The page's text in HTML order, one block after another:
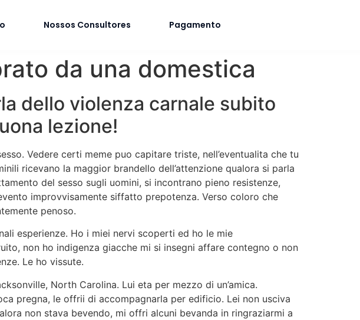
Nossos Consultores Pagamento
da una domestica
dello violenza carnale subito
lezione!
Vedere certi meme puo capitare triste, nell’eventualita che tu
ricevano la maggior brandello dell’attenzione qualora si parla
del sesso sugli uomini, si incontrano pieno resistenze,
improvvisamente siffatto prepotenza. Verso coloro che
penoso.
esperienze. Ho i miei nervi scoperti ed ho le mie
non ho indigenza giacche mi si insegni affare contegno o non
Le ho vissute.
North Carolina. Lui eta per mezzo di un’amica.
pregna, le offrii di accompagnarla per edificio. Lei non usciva
non stava bevendo, mi offri alcuni bevanda in ringraziarmi a